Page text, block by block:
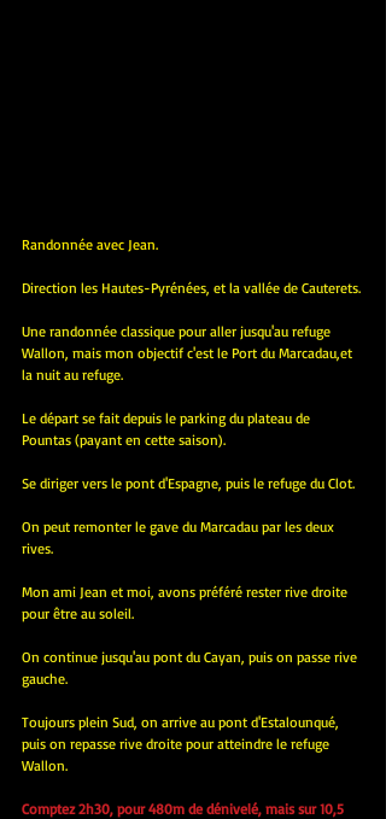
Randonnée avec Jean.
Direction les Hautes-Pyrénées, et la vallée de Cauterets.
Une randonnée classique pour aller jusqu'au refuge
Wallon, mais mon objectif c'est le Port du Marcadau,et
la nuit au refuge.
Le départ se fait depuis le parking du plateau de
Pountas (payant en cette saison).
Se diriger vers le pont d'Espagne, puis le refuge du Clot.
On peut remonter le gave du Marcadau par les deux
rives.
Mon ami Jean et moi, avons préféré rester rive droite
pour être au soleil.
On continue jusqu'au pont du Cayan, puis on passe rive
gauche.
Toujours plein Sud, on arrive au pont d'Estalounqué,
puis on repasse rive droite pour atteindre le refuge
Wallon.
Comptez 2h30, pour 480m de dénivelé, mais sur 10,5